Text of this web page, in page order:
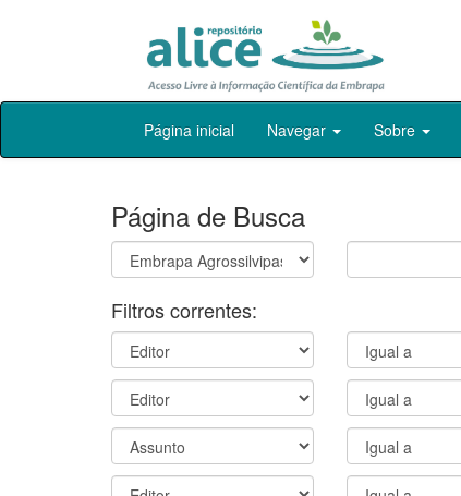
Skip
Página inicial Navegar Sobre
Página de Busca
Filtros correntes: